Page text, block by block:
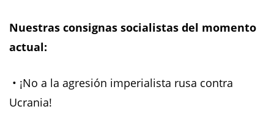
Nuestras consignas socialistas del momento
actual:
• ¡No a la agresión imperialista rusa contra
Ucrania!